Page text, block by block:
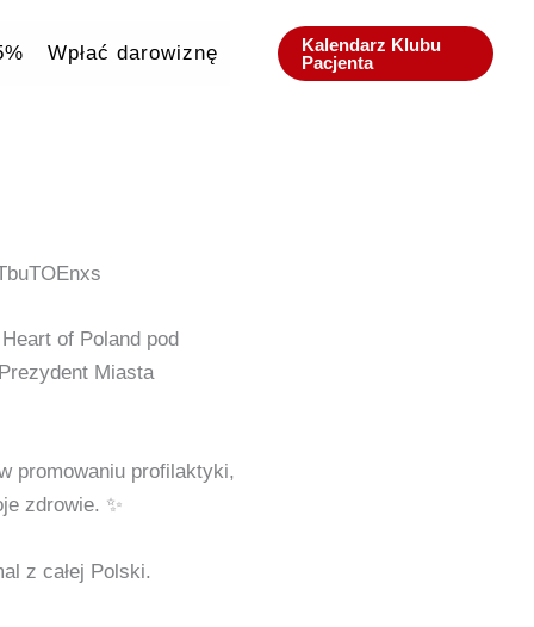
Wpłać darowiznę
Kalendarz Klubu
Pacjenta
of Poland pod
Miasta
promowaniu profilaktyki,
zdrowie. ✨
z całej Polski.